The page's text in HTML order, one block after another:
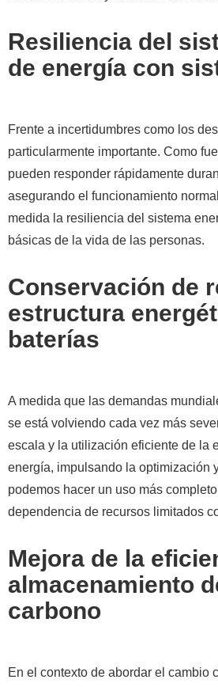
Resiliencia del
de energía con
Frente a incertidumbres como los
particularmente importante. Como
pueden responder rápidamente
asegurando el funcionamiento
medida la resiliencia del sistema
básicas de la vida de las personas.
Conservación de
estructura
baterías
A medida que las demandas
se está volviendo cada vez más
escala y la utilización eficiente de la
energía, impulsando la optimización
podemos hacer un uso más
dependencia de recursos limitados
Mejora de la
almacenamiento
carbono
En el contexto de abordar el cambio